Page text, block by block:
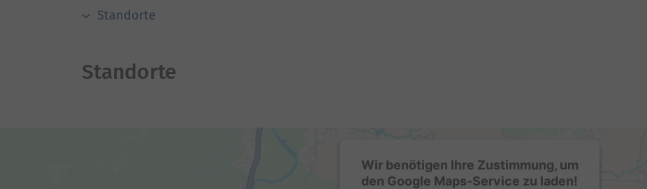
Standorte
Standorte
Wir benötigen Ihre Zustimmung, um
den Google Maps-Service zu laden!